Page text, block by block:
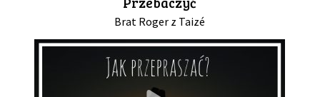
DLA MEDIÓW
KONTAKT
Brat Roger z Taizé